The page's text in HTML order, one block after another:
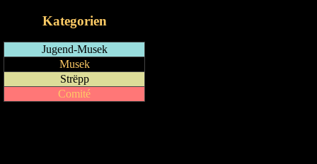
Kategorien
Jugend-Musek
Musek
Strëpp
Comité